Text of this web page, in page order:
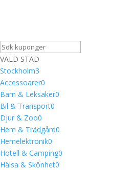
VALD STAD
Stockholm3
Accessoarer0
Barn & Leksaker0
Bil & Transport0
Djur & Zoo0
Hem & Trädgård0
Hemelektronik0
Hotell & Camping0
Hälsa & Skönhet0